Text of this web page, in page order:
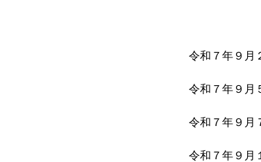
令和７年９月
令和７年９月
令和７年９
令和７年９月